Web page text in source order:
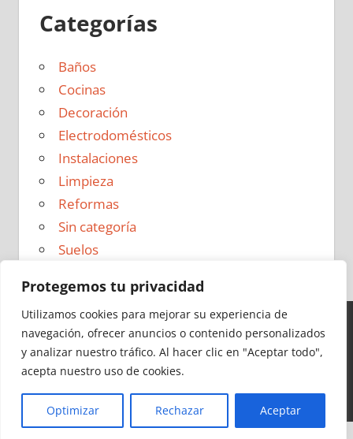
Protegemos tu privacidad
Utilizamos cookies para mejorar su experiencia de
navegación, ofrecer anuncios o contenido personalizados
y analizar nuestro tráfico. Al hacer clic en "Aceptar todo",
acepta nuestro uso de cookies.
Optimizar Rechazar Aceptar
Categorías
Baños
Cocinas
Decoración
Electrodomésticos
Instalaciones
Limpieza
Reformas
Sin categoría
Suelos
Ideas para Reformas en 2026 - Todos los derechos
reservados -Política de Privacidad |Aviso Legal|Política
CerrarMás información|Y más|Y más